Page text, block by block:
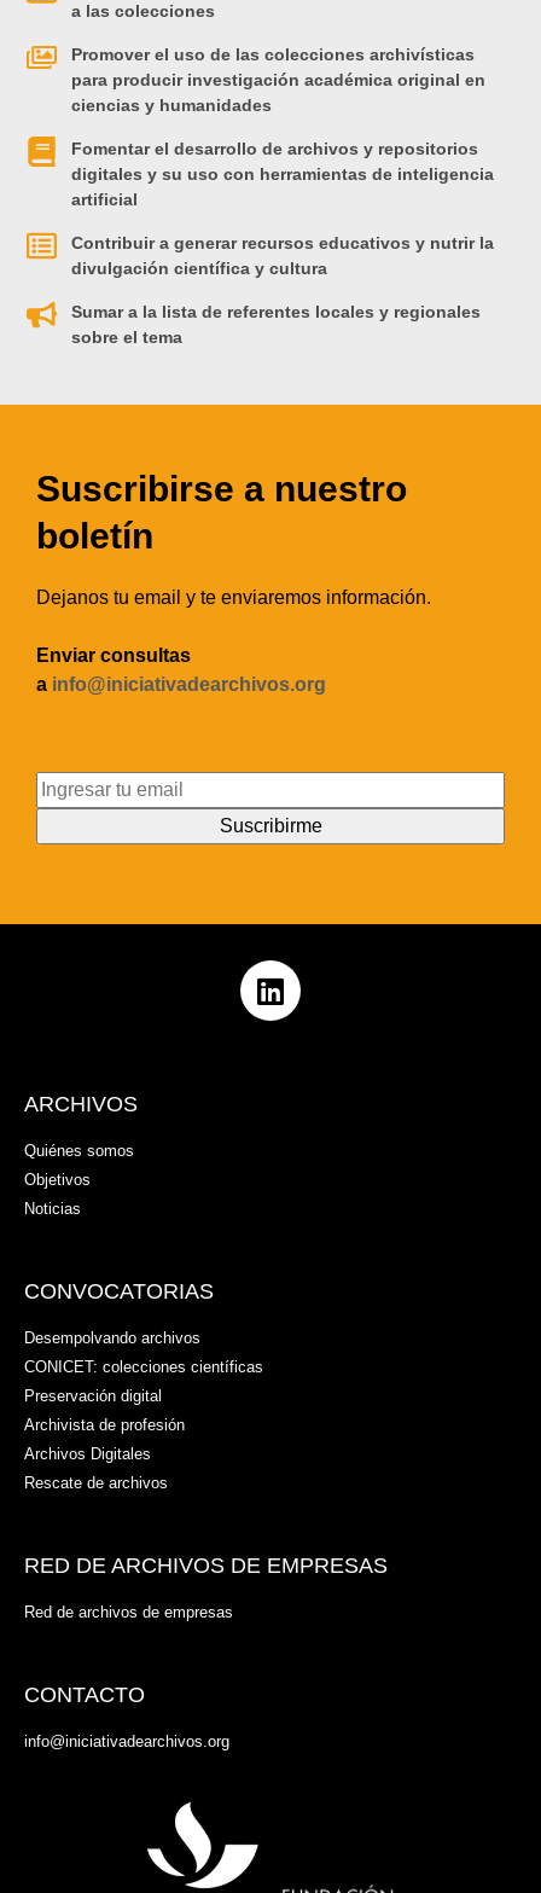
a las colecciones
Promover el uso de las colecciones archivísticas
para producir investigación académica original en
ciencias y humanidades
Fomentar el desarrollo de archivos y repositorios
digitales y su uso con herramientas de inteligencia
artificial
Contribuir a generar recursos educativos y nutrir la
divulgación científica y cultura
Sumar a la lista de referentes locales y regionales
sobre el tema
Suscribirse a nuestro
boletín
Dejanos tu email y te enviaremos información.
Enviar consultas
a info@iniciativadearchivos.org
ARCHIVOS
Quiénes somos
Objetivos
Noticias
CONVOCATORIAS
Desempolvando archivos
CONICET: colecciones científicas
Preservación digital
Archivista de profesión
Archivos Digitales
Rescate de archivos
RED DE ARCHIVOS DE EMPRESAS
Red de archivos de empresas
CONTACTO
info@iniciativadearchivos.org